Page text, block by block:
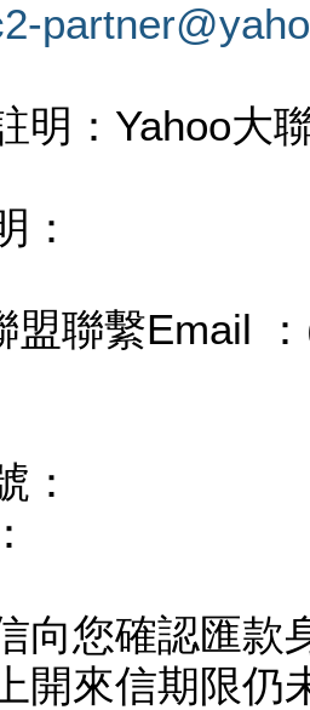
明：Yahoo大
：
盟聯繫Email
：
向您確認匯款
開來信期限仍